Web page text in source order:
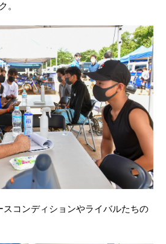
。
スコンディションやライバルたちの